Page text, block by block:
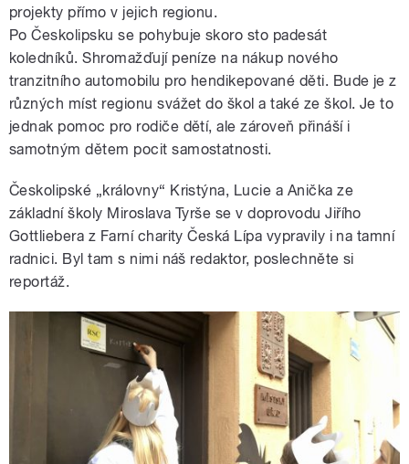
projekty přímo v jejich regionu.
Po Českolipsku se pohybuje skoro sto padesát
koledníků. Shromažďují peníze na nákup nového
tranzitního automobilu pro hendikepované děti. Bude je z
různých míst regionu svážet do škol a také ze škol. Je to
jednak pomoc pro rodiče dětí, ale zároveň přináší i
samotným dětem pocit samostatnosti.
Českolipské „královny“ Kristýna, Lucie a Anička ze
základní školy Miroslava Tyrše se v doprovodu Jiřího
Gottliebera z Farní charity Česká Lípa vypravily i na tamní
radnici. Byl tam s nimi náš redaktor, poslechněte si
reportáž.